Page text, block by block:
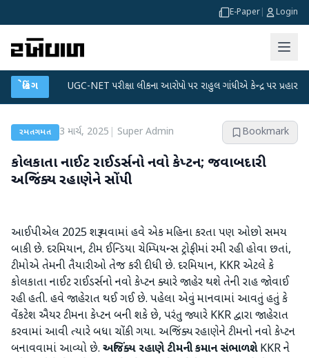
E-Paper Login
બ્રેકિંગ
● UGC-NET પરીક્ષા લીકના આરોપો પર રાહુલ ગાંધીએ કેન્દ્ર પર પ્રહાર કર્યા ●
રમતગમત 3 માર્ચ, 2025 Super Admin Bookmark
કોલકાતા નાઈટ રાઈડર્સનો નવો કેપ્ટન; જવાબદારી
અજિંક્ય રહાણેને સોંપી
આઈપીએલ 2025 શરૂ થવામાં હવે એક મહિના કરતા પણ ઓછો સમય
બાકી છે. દરમિયાન, ટીમ ઈન્ડિયા ચેમ્પિયન્સ ટ્રોફીમાં રમી રહી હોવા છતાં,
ટીમોએ તેમની તૈયારીઓ તેજ કરી દીધી છે. દરમિયાન, KKR એટલે કે
કોલકાતા નાઈટ રાઈડર્સનો નવો કેપ્ટન ક્યારે જાહેર થશે તેની રાહ જોવાઈ
રહી હતી. હવે જાહેરાત થઈ ગઈ છે. પહેલા એવું માનવામાં આવતું હતું કે
વેંકટેશ ઐયર ટીમના કેપ્ટન બની શકે છે, પરંતુ જ્યારે KKR દ્વારા જાહેરાત
કરવામાં આવી ત્યારે બધા ચોંકી ગયા. અજિંક્ય રહાણેને ટીમનો નવો કેપ્ટન
બનાવવામાં આવ્યો છે. અજિંક્ય રહાણે ટીમની કમાન સંભાળશેKKR ને